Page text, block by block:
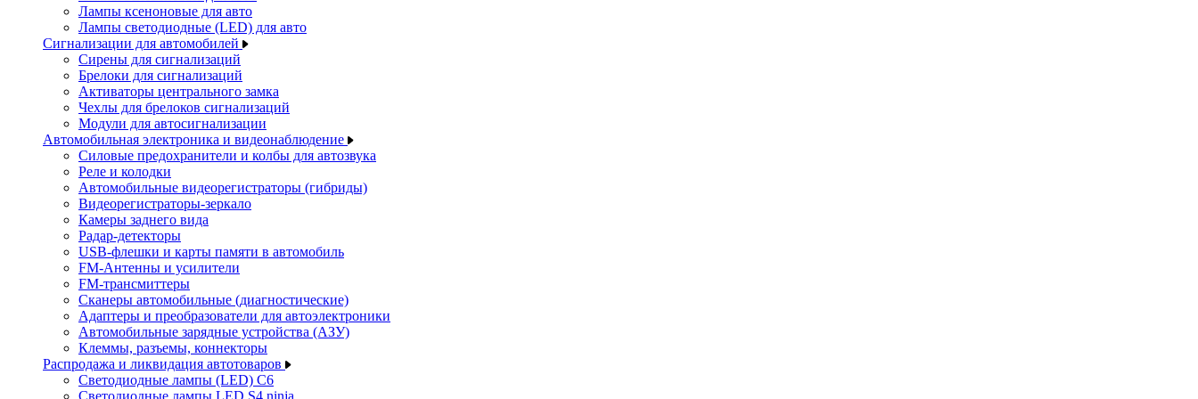
Лампы ксеноновые для авто
Лампы светодиодные (LED) для авто
Сигнализации для автомобилей
Сирены для сигнализаций
Брелоки для сигнализаций
Активаторы центрального замка
Чехлы для брелоков сигнализаций
Модули для автосигнализации
Автомобильная электроника и видеонаблюдение
Силовые предохранители и колбы для автозвука
Реле и колодки
Автомобильные видеорегистраторы (гибриды)
Видеорегистраторы-зеркало
Камеры заднего вида
Радар-детекторы
USB-флешки и карты памяти в автомобиль
FM-Антенны и усилители
FM-трансмиттеры
Сканеры автомобильные (диагностические)
Адаптеры и преобразователи для автоэлектроники
Автомобильные зарядные устройства (АЗУ)
Клеммы, разъемы, коннекторы
Распродажа и ликвидация автотоваров
Светодиодные лампы (LED) C6
Светодиодные лампы LED S4 ninja